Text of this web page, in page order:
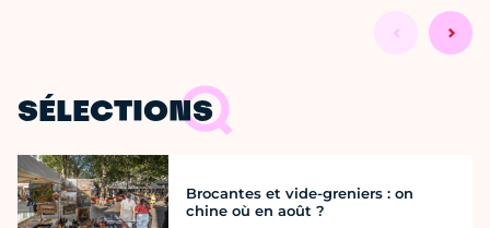
SÉLECTIONS
Brocantes et vide-greniers : on
chine où en août ?